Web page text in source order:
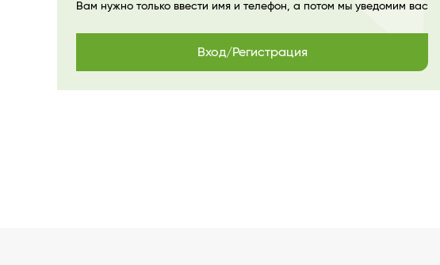
Вам нужно только ввести имя и телефон, а потом мы уведомим вас
Вход/Регистрация